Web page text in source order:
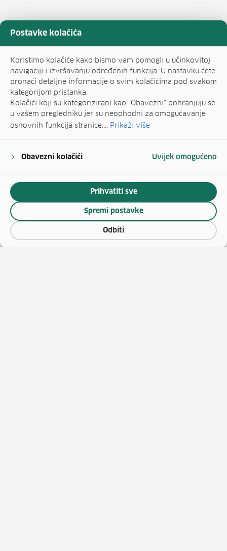
Postavke kolačića
Koristimo kolačiće kako bismo vam pomogli u učinkovitoj
navigaciji i izvršavanju određenih funkcija. U nastavku ćete
pronaći detaljne informacije o svim kolačićima pod svakom
kategorijom pristanka.
Kolačići koji su kategorizirani kao "Obavezni" pohranjuju se
u vašem pregledniku jer su neophodni za omogućavanje
osnovnih funkcija stranice.... Prikaži više
Obavezni kolačići Uvijek omogućeno
Odbiti
Spremi postavke
Prihvatiti sve